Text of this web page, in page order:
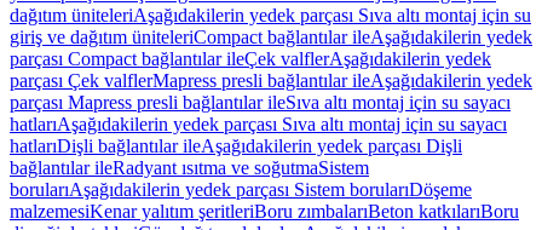
dağıtım üniteleriAşağıdakilerin yedek parçası Sıva altı montaj için su
giriş ve dağıtım üniteleriCompact bağlantılar ileAşağıdakilerin yedek
parçası Compact bağlantılar ileÇek valflerAşağıdakilerin yedek
parçası Çek valflerMapress presli bağlantılar ileAşağıdakilerin yedek
parçası Mapress presli bağlantılar ileSıva altı montaj için su sayacı
hatlarıAşağıdakilerin yedek parçası Sıva altı montaj için su sayacı
hatlarıDişli bağlantılar ileAşağıdakilerin yedek parçası Dişli
bağlantılar ileRadyant ısıtma ve soğutmaSistem
borularıAşağıdakilerin yedek parçası Sistem borularıDöşeme
malzemesiKenar yalıtım şeritleriBoru zımbalarıBeton katkılarıBoru